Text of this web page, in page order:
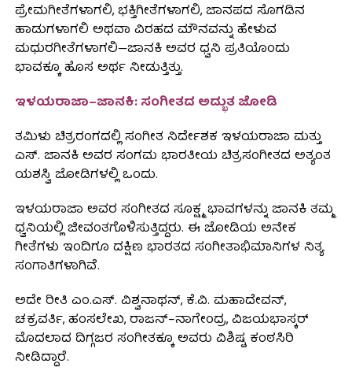
ಪ್ರೇಮಗೀತೆಗಳಾಗಲಿ, ಭಕ್ತಿಗೀತೆಗಳಾಗಲಿ, ಜಾನಪದ ಸೊಗಡಿನ
ಹಾಡುಗಳಾಗಲಿ ಅಥವಾ ವಿರಹದ ಮೌನವನ್ನು ಹೇಳುವ
ಮಧುರಗೀತೆಗಳಾಗಲಿ—ಜಾನಕಿ ಅವರ ಧ್ವನಿ ಪ್ರತಿಯೊಂದು
ಭಾವಕ್ಕೂ ಹೊಸ ಅರ್ಥ ನೀಡುತ್ತಿತ್ತು.
ಇಳಯರಾಜಾ–ಜಾನಕಿ: ಸಂಗೀತದ ಅದ್ಭುತ ಜೋಡಿ
ತಮಿಳು ಚಿತ್ರರಂಗದಲ್ಲಿ ಸಂಗೀತ ನಿರ್ದೇಶಕ ಇಳಯರಾಜಾ ಮತ್ತು
ಎಸ್. ಜಾನಕಿ ಅವರ ಸಂಗಮ ಭಾರತೀಯ ಚಿತ್ರಸಂಗೀತದ ಅತ್ಯಂತ
ಯಶಸ್ವಿ ಜೋಡಿಗಳಲ್ಲಿ ಒಂದು.
ಇಳಯರಾಜಾ ಅವರ ಸಂಗೀತದ ಸೂಕ್ಷ್ಮ ಭಾವಗಳನ್ನು ಜಾನಕಿ ತಮ್ಮ
ಧ್ವನಿಯಲ್ಲಿ ಜೀವಂತಗೊಳಿಸುತ್ತಿದ್ದರು. ಈ ಜೋಡಿಯ ಅನೇಕ
ಗೀತೆಗಳು ಇಂದಿಗೂ ದಕ್ಷಿಣ ಭಾರತದ ಸಂಗೀತಾಭಿಮಾನಿಗಳ ನಿತ್ಯ
ಸಂಗಾತಿಗಳಾಗಿವೆ.
ಅದೇ ರೀತಿ ಎಂ.ಎಸ್. ವಿಶ್ವನಾಥನ್, ಕೆ.ವಿ. ಮಹಾದೇವನ್,
ಚಕ್ರವರ್ತಿ, ಹಂಸಲೇಖ, ರಾಜನ್–ನಾಗೇಂದ್ರ, ವಿಜಯಭಾಸ್ಕರ್
ಮೊದಲಾದ ದಿಗ್ಗಜರ ಸಂಗೀತಕ್ಕೂ ಅವರು ವಿಶಿಷ್ಟ ಕಂಠಸಿರಿ
ನೀಡಿದ್ದಾರೆ.